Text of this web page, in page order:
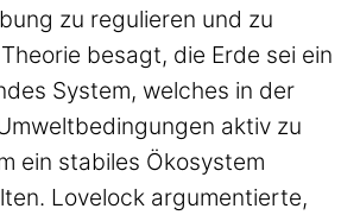
zu regulieren und zu
besagt, die Erde sei ein
System, welches in der
aktiv zu
ein stabiles Ökosystem
Lovelock argumentierte,